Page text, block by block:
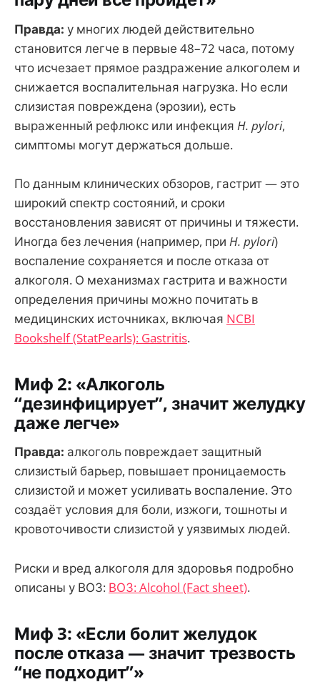
Правда: у многих людей действительно
становится легче в первые 48–72 часа, потому
что исчезает прямое раздражение алкоголем и
снижается воспалительная нагрузка. Но если
слизистая повреждена (эрозии), есть
выраженный рефлюкс или инфекция H. pylori,
симптомы могут держаться дольше.
По данным клинических обзоров, гастрит — это
широкий спектр состояний, и сроки
восстановления зависят от причины и тяжести.
Иногда без лечения (например, при H. pylori)
воспаление сохраняется и после отказа от
алкоголя. О механизмах гастрита и важности
определения причины можно почитать в
медицинских источниках, включая NCBI
Bookshelf (StatPearls): Gastritis.
Миф 2: «Алкоголь
“дезинфицирует”, значит желудку
даже легче»
Правда: алкоголь повреждает защитный
слизистый барьер, повышает проницаемость
слизистой и может усиливать воспаление. Это
создаёт условия для боли, изжоги, тошноты и
кровоточивости слизистой у уязвимых людей.
Риски и вред алкоголя для здоровья подробно
описаны у ВОЗ: ВОЗ: Alcohol (Fact sheet).
Миф 3: «Если болит желудок
после отказа — значит трезвость
“не подходит”»